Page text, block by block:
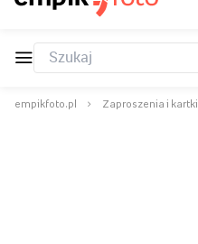
empikfoto.pl Zaproszenia i kartki